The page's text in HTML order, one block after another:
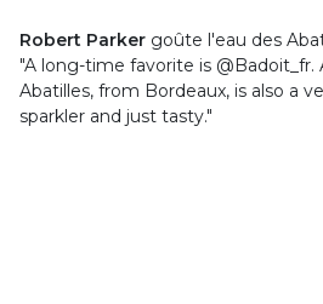
Robert Parkergoûte l'eau des
"A long-time favorite is @Badoit_fr.
Abatilles, from Bordeaux, is also a
sparkler and just tasty."